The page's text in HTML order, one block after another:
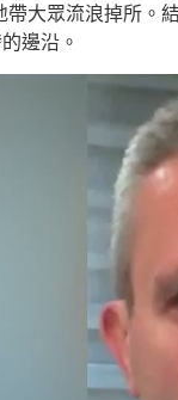
大眾流浪掉所。
邊沿。